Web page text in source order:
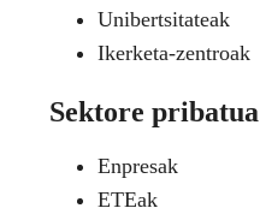
Unibertsitateak
Ikerketa-zentroak
Sektore pribatua
Enpresak
ETEak